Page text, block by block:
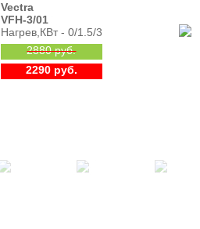
Vectra
VFH-3/01
Нагрев,КВт - 0/1.5/3
2880 руб.
2290 руб.